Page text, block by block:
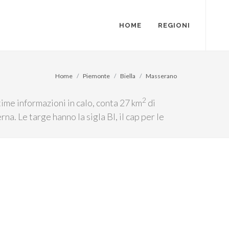
HOME REGIONI
informazioni in calo, conta 27 km2 di
Le targe hanno la sigla BI, il cap per le
Home Piemonte Biella Masserano